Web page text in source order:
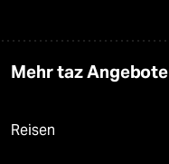
Mehr taz Angebote
Reisen